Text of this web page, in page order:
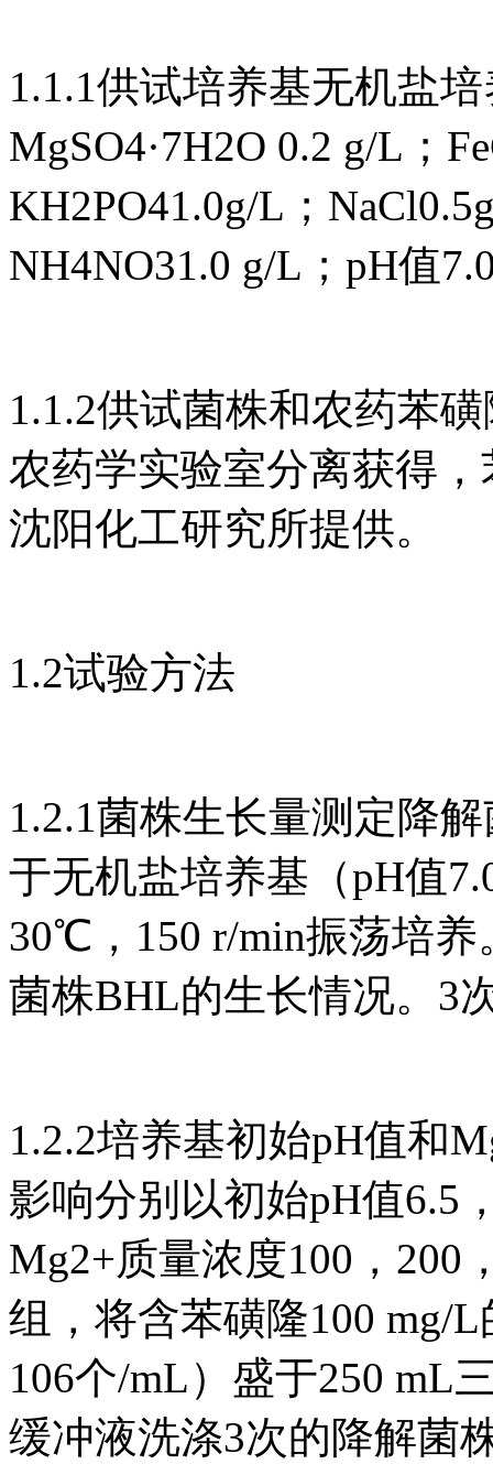
1.1.1供试培养基无机盐
MgSO4·7H2O 0.2 g/L；
KH2PO41.0g/L；
NH4NO31.0 g/L；pH值
1.1.2供试菌株和农药苯
农药学实验室分离获得
沈阳化工研究所提供。
1.2试验方法
1.2.1菌株生长量测定降
于无机盐培养基（pH值
30℃，150 r/min振荡培养
菌株BHL的生长情况。3
1.2.2培养基初始pH值和
影响分别以初始pH值6.5
Mg2+质量浓度100，200
组，将含苯磺隆100 mg/
106个/mL）盛于250 mL
缓冲液洗涤3次的降解菌